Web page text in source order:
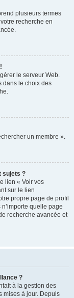
plusieurs termes
recherche en
le serveur Web.
dans le choix des
un membre ».
sujets ?
lien « Voir vos
sur le lien
propre page de profil
quelle page
recherche avancée et
?
à la gestion des
mises à jour. Depuis